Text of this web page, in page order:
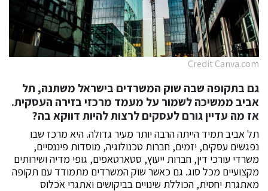
Credit Canva.com
גם בתקופה שבה שוק המשרדים בישראל משתנה, תל
אביב ממשיכה לשמור על מעמד מרכזי בזירה העסקית.
אז מה עדיין גורם לעסקים לרצות להיות דווקא בה?
תל אביב תמיד הייתה הרבה יותר מעיר גדולה. היא מרכז שבו
נפגשים עסקים, יזמים, חברות טכנולוגיה, מוסדות פיננסיים,
משרדי עורכי דין, חברות ייעוץ, סטארטאפים, גופי מדיה ושירותים
מקצועיים מכל סוג. גם כאשר שוק המשרדים מתמודד עם תקופה
מאתגרת יחסית, הכוללת שינויים בביקושים ואתגרי אכלוס